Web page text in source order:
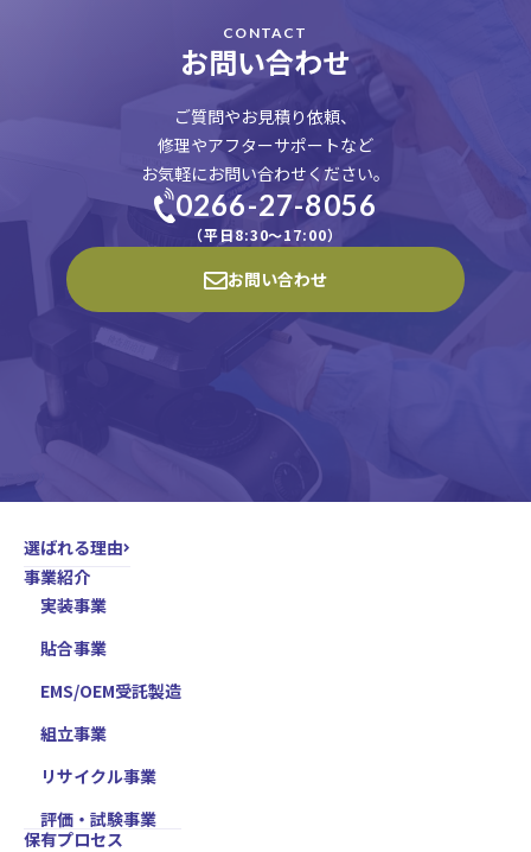
CONTACT
お問い合わせ
ご質問やお見積り依頼、
修理やアフターサポートなど
お気軽にお問い合わせください。
0266-27-8056
（平日8:30〜17:00）
お問い合わせ
選ばれる理由
事業紹介
実装事業
貼合事業
EMS/OEM受託製造
組立事業
リサイクル事業
評価・試験事業
保有プロセス